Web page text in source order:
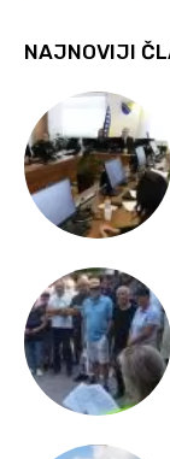
NAJNOVIJI